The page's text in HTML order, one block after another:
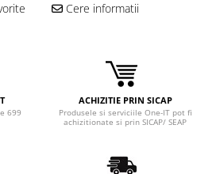
Cere informatii
699
ACHIZITIE PRIN SICAP
Produsele si serviciile One-IT pot fi
achizitionate si prin SICAP/ SEAP